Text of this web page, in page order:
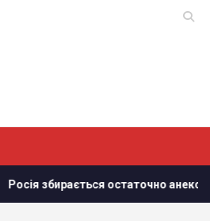
остаточно анексувати частину